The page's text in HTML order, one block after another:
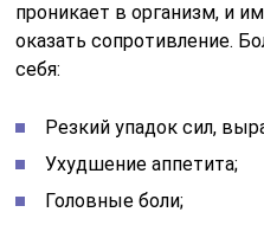
проникает в организм, и
оказать сопротивление.
себя:
Резкий упадок сил,
Ухудшение аппетита;
Головные боли;